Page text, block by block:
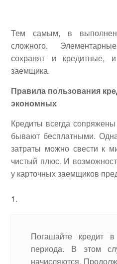
Тем самым, в
сложного.
сохранят и кредитные,
заемщика.
Правила пользования
экономных
Кредиты всегда
бывают бесплатными.
затраты можно свести к
чистый плюс. И
у карточных заемщиков
Погашайте кредит в
периода. В этом
начисляются.